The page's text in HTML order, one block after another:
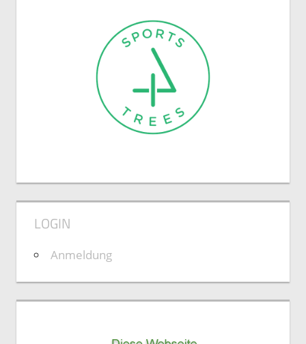
LOGIN
Anmeldung